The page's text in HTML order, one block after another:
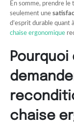
En somme, prendre le
seulement une
d’esprit durable
chaise ergonomique
chaise